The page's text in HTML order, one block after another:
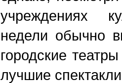
учреждениях
недели обычно
городские
лучшие